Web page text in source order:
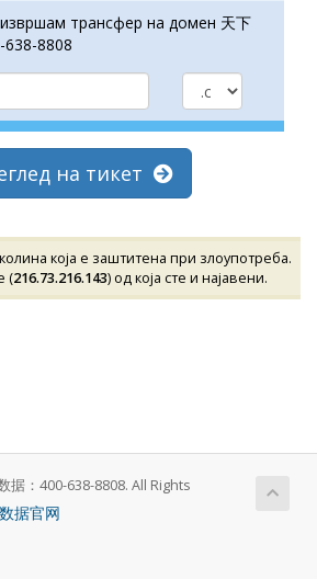
трансфер на домен 天下
638-8808
на тикет
која е заштитена при злоупотреба.
(216.73.216.143) од која сте и најавени.
据：400-638-8808. All Rights
据官网